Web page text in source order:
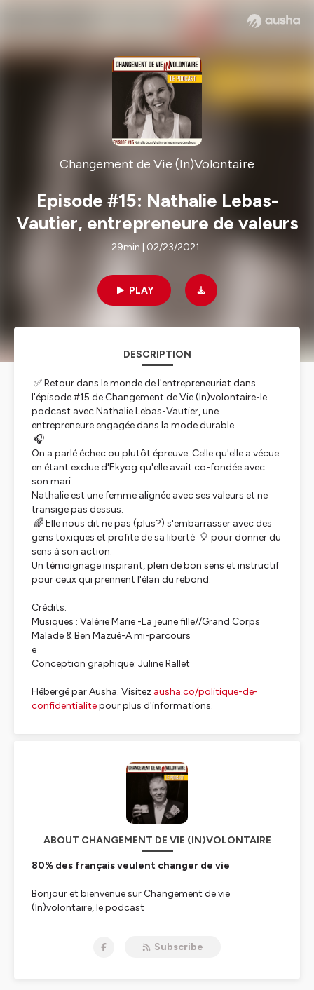
Changement de Vie (In)Volontaire
Episode #15: Nathalie Lebas-
Vautier, entrepreneure de valeurs
29min | 02/23/2021
PLAY
DESCRIPTION
✅ Retour dans le monde de l'entrepreneuriat dans
l'épisode #15 de Changement de Vie (In)volontaire-le
podcast avec Nathalie Lebas-Vautier, une
entrepreneure engagée dans la mode durable.
🎧
On a parlé échec ou plutôt épreuve. Celle qu'elle a vécue
en étant exclue d'Ekyog qu'elle avait co-fondée avec
son mari.
Nathalie est une femme alignée avec ses valeurs et ne
transige pas dessus.
🌈 Elle nous dit ne pas (plus?) s'embarrasser avec des
gens toxiques et profite de sa liberté 🎈 pour donner du
sens à son action.
Un témoignage inspirant, plein de bon sens et instructif
pour ceux qui prennent l'élan du rebond.
Crédits:
Musiques : Valérie Marie -La jeune fille//Grand Corps
Malade & Ben Mazué-A mi-parcours
e
Conception graphique: Juline Rallet
Hébergé par Ausha. Visitez ausha.co/politique-de-
confidentialitepour plus d'informations.
ABOUT CHANGEMENT DE VIE (IN)VOLONTAIRE
80% des français veulent changer de vie
Bonjour et bienvenue sur Changement de vie
(In)volontaire, le podcast
Subscribe